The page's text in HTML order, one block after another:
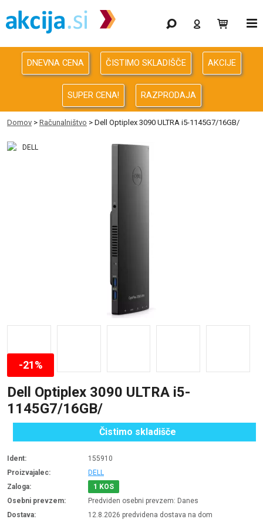
Gaming
Odprodaja
Računalništvo
Računalništvo za podjetja
Oprema za pisarno in dom
DNEVNA CENA ČISTIMO SKLADIŠČE AKCIJE
SUPER CENA! RAZPRODAJA
Domov > Računalništvo > Dell Optiplex 3090 ULTRA i5-1145G7/16GB/
Dell Optiplex 3090 ULTRA i5-
1145G7/16GB/
Čistimo skladišče
Ident:
155910
Proizvajalec:
DELL
Zaloga:
1 KOS
Osebni prevzem:
Predviden osebni prevzem: Danes
Dostava:
12.8.2026 predvidena dostava na dom
-21%